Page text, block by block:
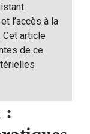
l’accès à la
article
de ce
: